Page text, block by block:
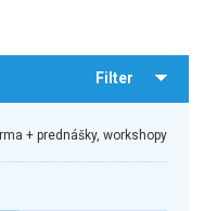
Filter
+ prednášky, workshopy